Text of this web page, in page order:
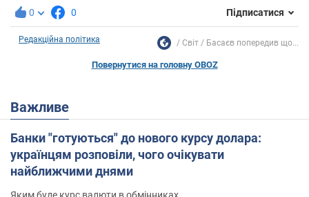
0 0 Підписатися
Редакційна політика Світ Басаєв попередив що...
Повернутися на головну OBOZ
Важливе
Банки "готуються" до нового курсу долара:
українцям розповіли, чого очікувати
найближчими днями
Яким буде курс валюти в обмінниках